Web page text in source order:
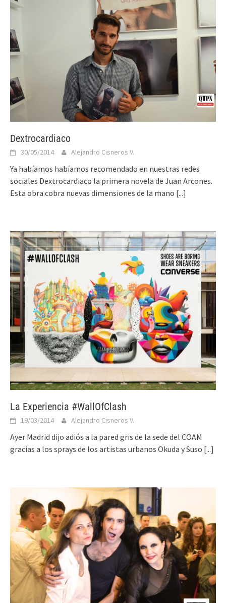
Dextrocardiaco
30/05/2014 Alejandro Cisneros V.
Ya habíamos habíamos recomendado en nuestras redes
sociales Dextrocardiaco la primera novela de Juan Arcones.
Esta obra cobra nuevas dimensiones de la mano [...]
La Experiencia #WallOfClash
19/03/2014 Alejandro Cisneros V.
Ayer Madrid dijo adiós a la pared gris de la sede del COAM
gracias a los sprays de los artistas urbanos Okuda y Suso [...]